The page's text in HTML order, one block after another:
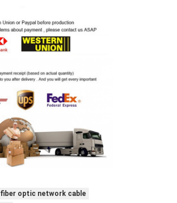
fiber optic network cable